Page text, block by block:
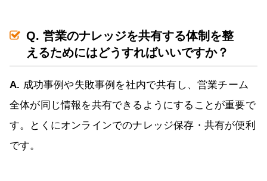
Q. 営業のナレッジを共有する体制を整
えるためにはどうすればいいですか？
A. 成功事例や失敗事例を社内で共有し、営業チーム
全体が同じ情報を共有できるようにすることが重要で
す。とくにオンラインでのナレッジ保存・共有が便利
です。